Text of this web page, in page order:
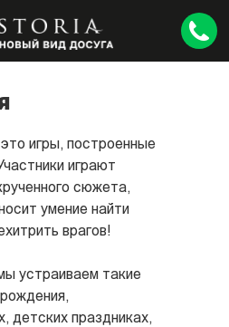
игры, построенные
играют
сюжета,
умение найти
врагов!
устраиваем такие
детских праздниках,